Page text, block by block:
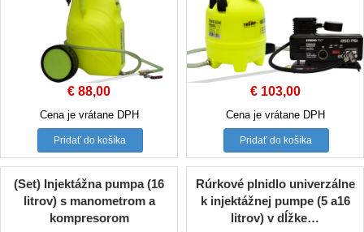
€ 88,00
Cena je vrátane DPH
Pridať do košíka
€103,00
Cena je vrátane DPH
Pridať do košíka
(Set) Injektážna pumpa (16
litrov) s manometrom a
kompresorom
Rúrkové plnidlo univerzálne
k injektážnej pumpe (5 a16
litrov) v dĺžke…